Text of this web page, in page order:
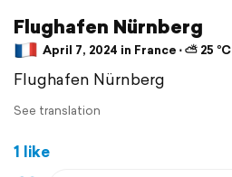
Flughafen Nürnberg
April 7, 2024 in France ⋅ ⛅ 25 °C
Flughafen Nürnberg
See translation
1 like